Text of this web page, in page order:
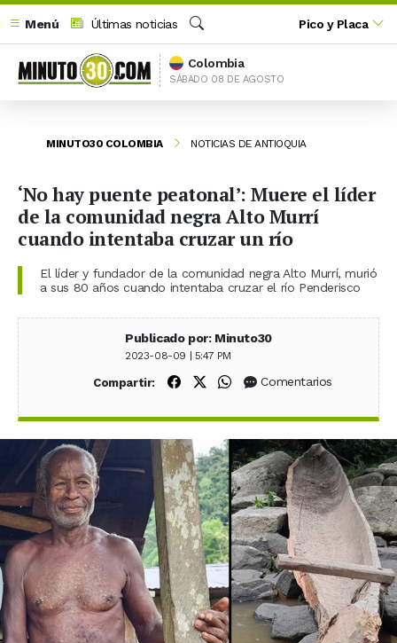
Menú
Últimas noticias
Buscar
Pico y Placa
Colombia
SÁBADO 08 DE AGOSTO
MINUTO30 COLOMBIA NOTICIAS DE ANTIOQUIA
‘No hay puente peatonal’: Muere el líder
de la comunidad negra Alto Murrí
cuando intentaba cruzar un río
El líder y fundador de la comunidad negra Alto Murrí, murió
a sus 80 años cuando intentaba cruzar el río Penderisco
Publicado por: Minuto30
2023-08-09 | 5:47 PM
Compartir: Compartir en Facebook
Compartir en X (Twitter)
Compartir en WhatsApp
Comentarios